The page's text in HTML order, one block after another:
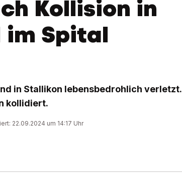
Kollision in
im Spital
in Stallikon lebensbedrohlich verletzt.
kollidiert.
22.09.2024 um 14:17 Uhr